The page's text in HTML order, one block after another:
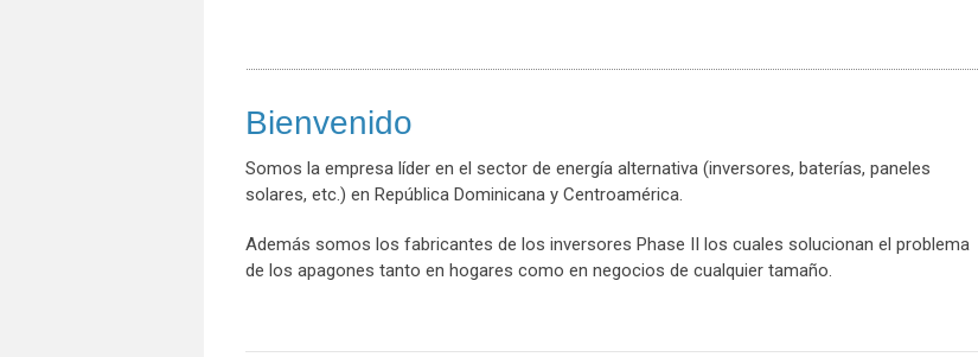
Bienvenido
Somos la empresa líder en el sector de energía alternativa (inversores, baterías, paneles
solares, etc.) en República Dominicana y Centroamérica.
Además somos los fabricantes de los inversores Phase II los cuales solucionan el problema
de los apagones tanto en hogares como en negocios de cualquier tamaño.